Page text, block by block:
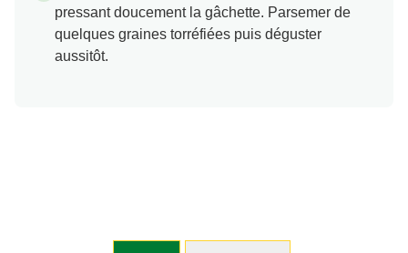
pressant doucement la gâchette. Parsemer de
quelques graines torréfiées puis déguster
aussitôt.